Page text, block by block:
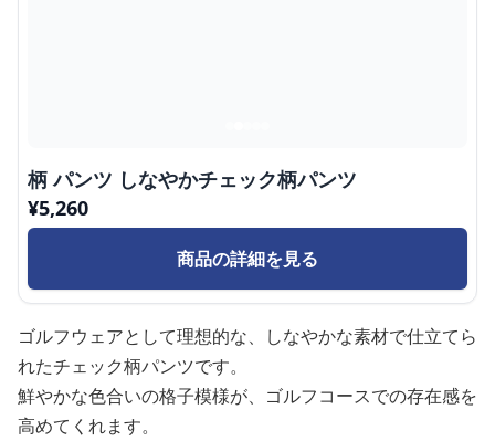
柄 パンツ しなやかチェック柄パンツ
¥5,260
商品の詳細を見る
ゴルフウェアとして理想的な、しなやかな素材で仕立てら
れたチェック柄パンツです。
鮮やかな色合いの格子模様が、ゴルフコースでの存在感を
高めてくれます。